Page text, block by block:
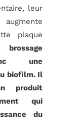
leur
plaque
brossage
une
biofilm. Il
produit
qui
du